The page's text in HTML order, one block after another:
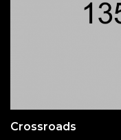
Crossroads